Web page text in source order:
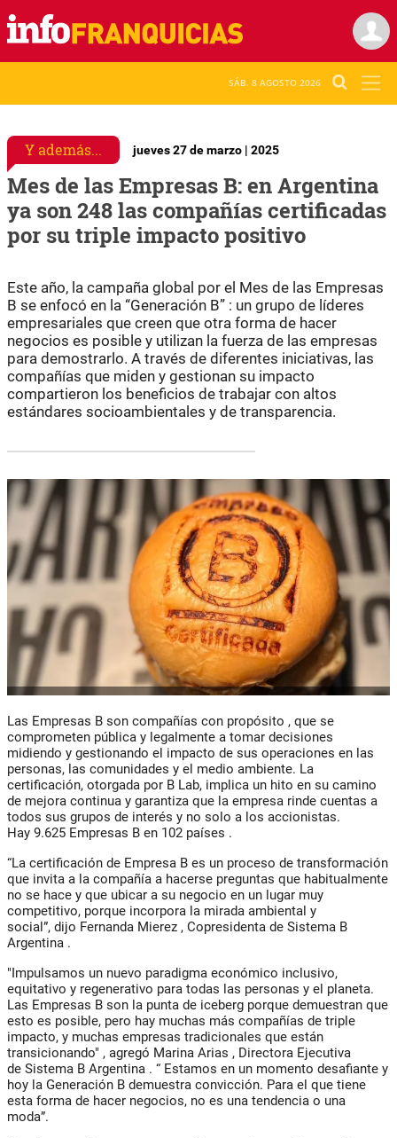
SÁB. 8 AGOSTO 2026
Y además... jueves 27 de marzo | 2025
Mes de las Empresas B: en Argentina
ya son 248 las compañías certificadas
por su triple impacto positivo
Este año, la campaña global por el Mes de las Empresas
B se enfocó en la “Generación B” : un grupo de líderes
empresariales que creen que otra forma de hacer
negocios es posible y utilizan la fuerza de las empresas
para demostrarlo. A través de diferentes iniciativas, las
compañías que miden y gestionan su impacto
compartieron los beneficios de trabajar con altos
estándares socioambientales y de transparencia.
Las Empresas B son compañías con propósito , que se
comprometen pública y legalmente a tomar decisiones
midiendo y gestionando el impacto de sus operaciones en las
personas, las comunidades y el medio ambiente. La
certificación, otorgada por B Lab, implica un hito en su camino
de mejora continua y garantiza que la empresa rinde cuentas a
todos sus grupos de interés y no solo a los accionistas.
Hay 9.625 Empresas B en 102 países .
“La certificación de Empresa B es un proceso de transformación
que invita a la compañía a hacerse preguntas que habitualmente
no se hace y que ubicar a su negocio en un lugar muy
competitivo, porque incorpora la mirada ambiental y
social”, dijo Fernanda Mierez , Copresidenta de Sistema B
Argentina .
"Impulsamos un nuevo paradigma económico inclusivo,
equitativo y regenerativo para todas las personas y el planeta.
Las Empresas B son la punta de iceberg porque demuestran que
esto es posible, pero hay muchas más compañías de triple
impacto, y muchas empresas tradicionales que están
transicionando" , agregó Marina Arias , Directora Ejecutiva
de Sistema B Argentina . “ Estamos en un momento desafiante y
hoy la Generación B demuestra convicción. Para el que tiene
esta forma de hacer negocios, no es una tendencia o una
moda”.